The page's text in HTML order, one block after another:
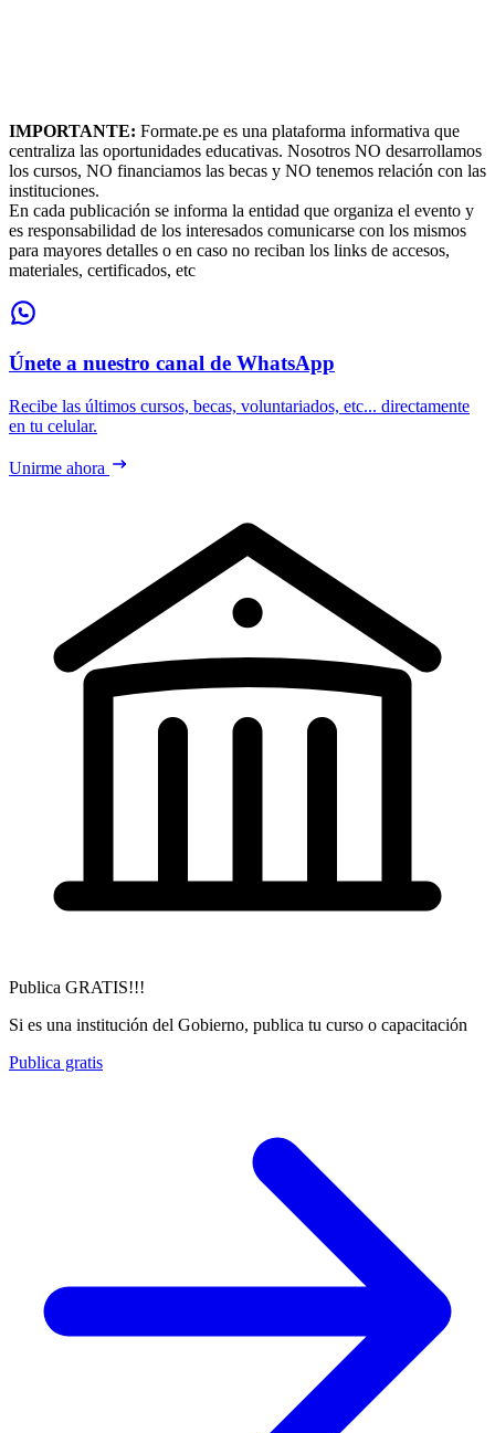
IMPORTANTE: Formate.pe es una plataforma informativa que
centraliza las oportunidades educativas. Nosotros NO desarrollamos
los cursos, NO financiamos las becas y NO tenemos relación con las
instituciones.
En cada publicación se informa la entidad que organiza el evento y
es responsabilidad de los interesados comunicarse con los mismos
para mayores detalles o en caso no reciban los links de accesos,
materiales, certificados, etc
Únete a nuestro canal de WhatsApp
Recibe las últimos cursos, becas, voluntariados, etc... directamente
en tu celular.
Unirme ahora
Publica GRATIS!!!
Si es una institución del Gobierno, publica tu curso o capacitación
Publica gratis